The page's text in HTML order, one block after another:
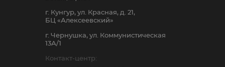
г. Кунгур, ул. Красная, д. 21,
БЦ «Алексеевский»
г. Чернушка, ул. Коммунистическая
13А/1
Контакт-центр: